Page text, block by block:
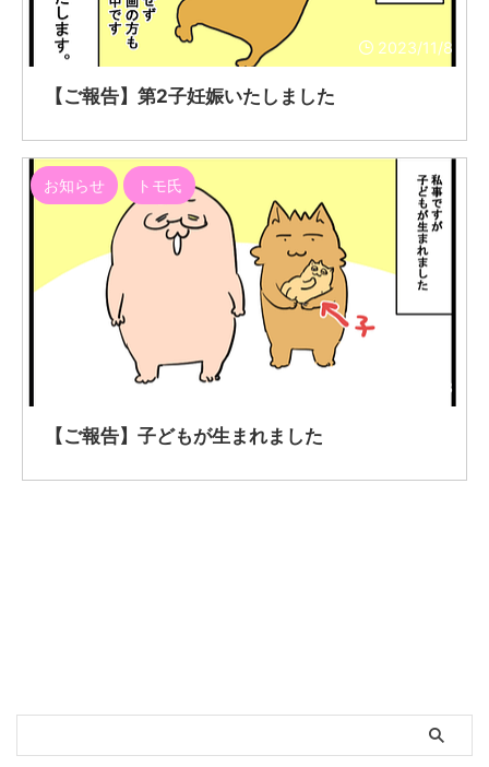
2023/11/8
【ご報告】第2子妊娠いたしました
2021/6/23
お知らせ トモ氏
【ご報告】子どもが生まれました